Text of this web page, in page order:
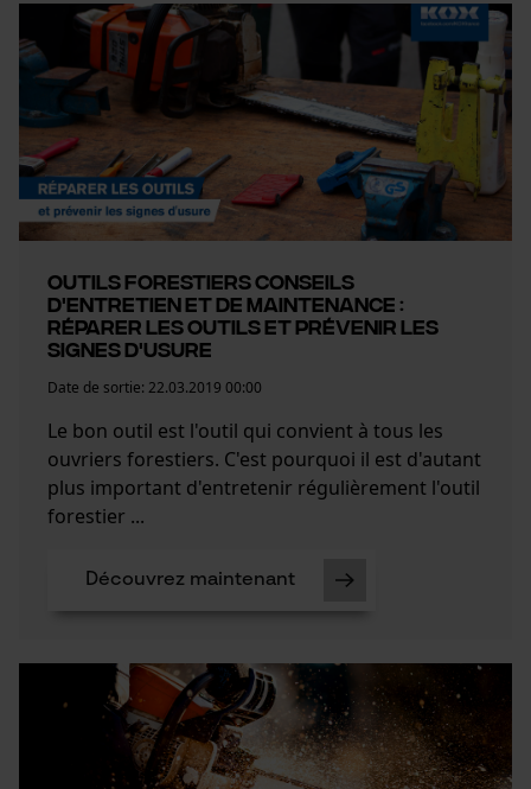
Outils forestiers Conseils
d'entretien et de maintenance :
Réparer les outils et prévenir les
signes d'usure
Date de sortie: 22.03.2019 00:00
Le bon outil est l'outil qui convient à tous les
ouvriers forestiers. C'est pourquoi il est d'autant
plus important d'entretenir régulièrement l'outil
forestier ...
Découvrez maintenant
Cookies statistiques
Econda Analytics
Fact-Finder Tracking
Cookies de performance et de
fonctionnalité
Page d'accueil personnalisée
Panier sauvegardé
Géo-IP et détection des
utilisateurs
Vidéos YouTube
Google Maps